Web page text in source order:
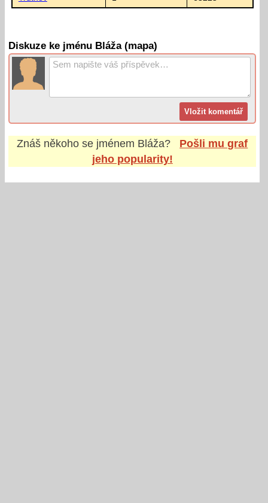
Diskuze ke jménu Bláža (mapa)
Znáš někoho se jménem Bláža?
Pošli mu graf
jeho popularity!